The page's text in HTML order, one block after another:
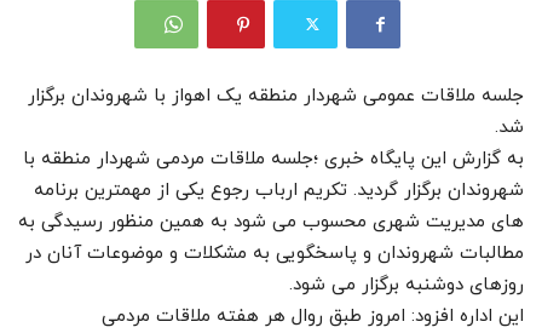
جلسه ملاقات عمومی شهردار منطقه یک اهواز با شهروندان برگزار
شد.
به گزارش این پایگاه خبری ؛جلسه ملاقات مردمی شهردار منطقه با
شهروندان برگزار گردید. تکریم ارباب رجوع یکی از مهمترین برنامه
های مدیریت شهری محسوب می شود به همین منظور رسیدگی به
مطالبات شهروندان و پاسخگویی به مشکلات و موضوعات آنان در
روزهای دوشنبه برگزار می شود.
این اداره افزود: امروز طبق روال هر هفته ملاقات مردمی